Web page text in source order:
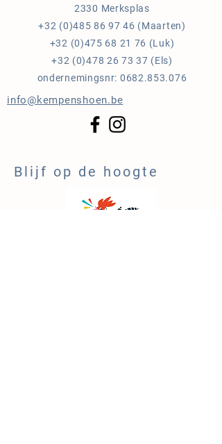
2330 Merksplas
+32 (0)485 86 97 46 (Maarten)
+32 (0)475 68 21 76 (Luk)
+32 (0)478 26 73 37 (Els)
ondernemingsnr: 0682.853.076
info@kempenshoen.be
Blijf op de hoogte